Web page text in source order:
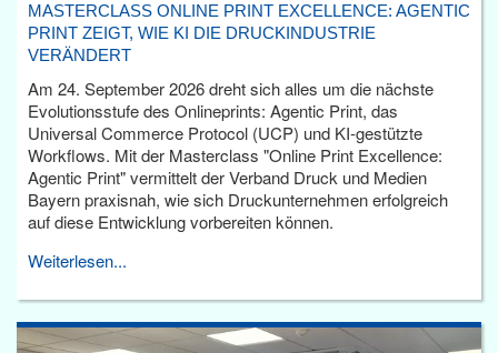
MASTERCLASS ONLINE PRINT EXCELLENCE: AGENTIC
PRINT ZEIGT, WIE KI DIE DRUCKINDUSTRIE
VERÄNDERT
Am 24. September 2026 dreht sich alles um die nächste
Evolutionsstufe des Onlineprints: Agentic Print, das
Universal Commerce Protocol (UCP) und KI-gestützte
Workflows. Mit der Masterclass "Online Print Excellence:
Agentic Print" vermittelt der Verband Druck und Medien
Bayern praxisnah, wie sich Druckunternehmen erfolgreich
auf diese Entwicklung vorbereiten können.
Weiterlesen...